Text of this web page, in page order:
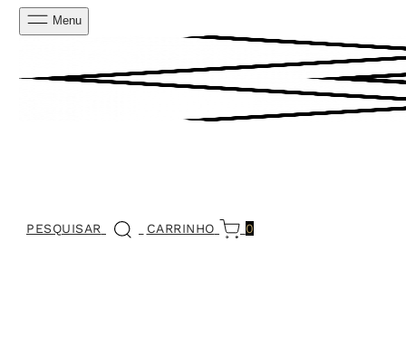
Menu
PESQUISAR CARRINHO 0